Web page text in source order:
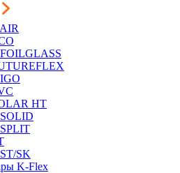
HT
SK
K-Flex